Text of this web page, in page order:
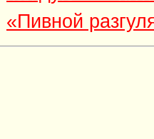
«Пивной